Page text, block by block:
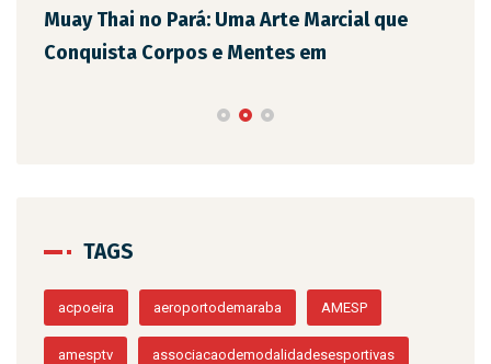
Muay Thai no Pará: Uma Arte Marcial que
Conquista Corpos e Mentes em
TAGS
acpoeira aeroportodemaraba AMESP
amesptv associacaodemodalidadesesportivas